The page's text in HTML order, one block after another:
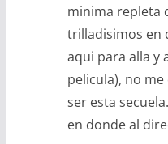
minima repleta
trilladisimos en
aqui para alla y
pelicula), no
ser esta
en donde al